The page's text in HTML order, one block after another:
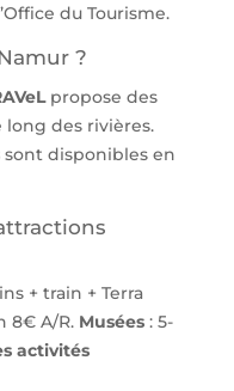
du Tourisme.
?
propose des
long des rivières.
sont disponibles en
+ train + Terra
8€ A/R. Musées: 5-
activités